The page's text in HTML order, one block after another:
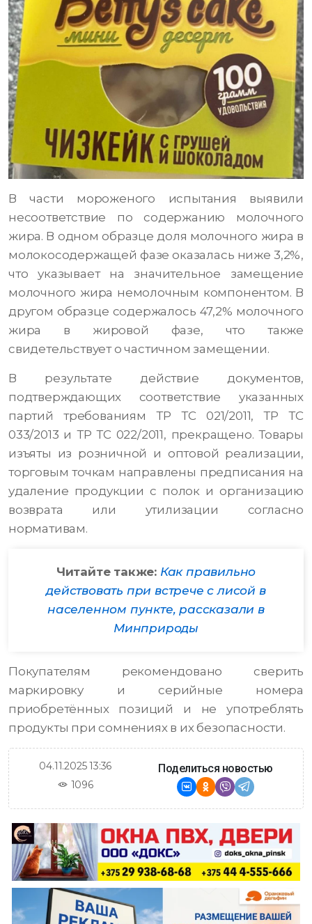
В части мороженого испытания выявили
несоответствие по содержанию молочного
жира. В одном образце доля молочного жира в
молокосодержащей фазе оказалась ниже 3,2%,
что указывает на значительное замещение
молочного жира немолочным компонентом. В
другом образце содержалось 47,2% молочного
жира в жировой фазе, что также
свидетельствует о частичном замещении.
В результате действие документов,
подтверждающих соответствие указанных
партий требованиям ТР ТС 021/2011, ТР ТС
033/2013 и ТР ТС 022/2011, прекращено. Товары
изъяты из розничной и оптовой реализации,
торговым точкам направлены предписания на
удаление продукции с полок и организацию
возврата или утилизации согласно
нормативам.
Читайте также: Как правильно
действовать при встрече с лисой в
населенном пункте, рассказали в
Минприроды
Покупателям рекомендовано сверить
маркировку и серийные номера
приобретённых позиций и не употреблять
продукты при сомнениях в их безопасности.
04.11.2025 13:36
1096
Поделиться новостью